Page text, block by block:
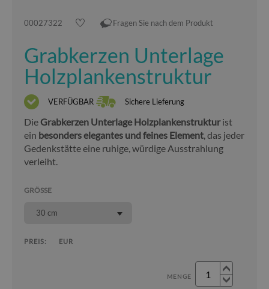
00027322 Fragen Sie nach dem Produkt
Grabkerzen Unterlage
Holzplankenstruktur
VERFÜGBAR Sichere Lieferung
Die Grabkerzen Unterlage Holzplankenstrukturist
ein besonders elegantes und feines Element, das jeder
Gedenkstätte eine ruhige, würdige Ausstrahlung
verleiht.
GRÖSSE
30 cm
PREIS: EUR
MENGE